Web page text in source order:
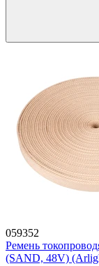
059352
Ремень
(SAND, 48V)